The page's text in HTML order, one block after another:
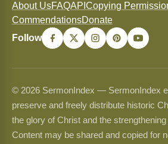
About UsFAQAPI Copying
CommendationsDonate
Follow
© 2026 SermonIndex — SermonIndex
preserve and freely distribute historic
the glory of Christ and the
Content may be shared and copied for